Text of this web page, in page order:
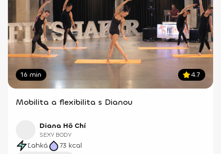
16 min 4.7
Mobilita a flexibilita s Dianou
Diana Hô Chí
SEXY BODY
Ľahká 73 kcal